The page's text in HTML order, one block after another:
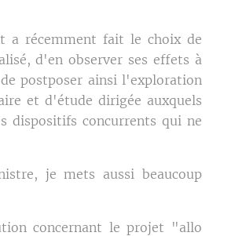
a récemment fait le choix de
d'en observer ses effets à
postposer ainsi l'exploration
et d'étude dirigée auxquels
dispositifs concurrents qui ne
je mets aussi beaucoup
concernant le projet "allo